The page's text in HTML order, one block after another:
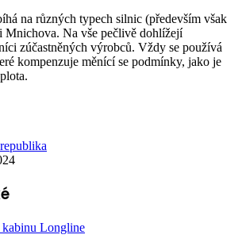
na různých typech silnic (především však
Mnichova. Na vše pečlivě dohlížejí
zúčastněných výrobců. Vždy se používá
kompenzuje měnící se podmínky, jako je